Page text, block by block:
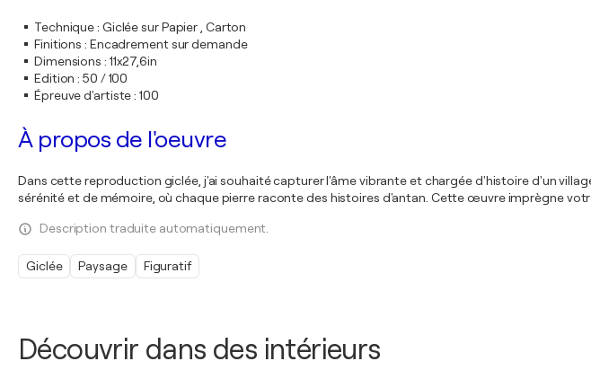
Découvrir dans des intérieurs
Technique: Giclée sur Papier , Carton
Finitions : Encadrement sur demande
Dimensions : 11x27,6in
Edition :50 / 100
Épreuve d'artiste:100
À propos de l'oeuvre
Dans cette reproduction giclée, j'ai souhaité capturer l'âme vibrante et chargée d'histoire d'un
sérénité et de mémoire, où chaque pierre raconte des histoires d'antan. Cette œuvre imprègne
Description traduite automatiquement.
Giclée Paysage Figuratif